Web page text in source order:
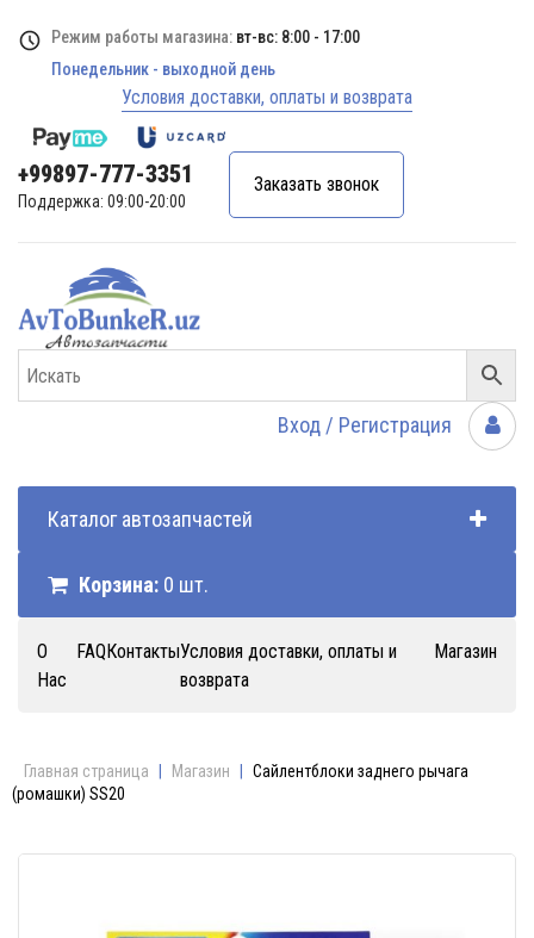
Режим работы магазина: вт-вс: 8:00 - 17:00
Понедельник - выходной день
Условия доставки, оплаты и возврата
+99897-777-3351
Поддержка: 09:00-20:00
Заказать звонок
Вход / Регистрация
Каталог автозапчастей
Корзина: 0 шт.
О
Нас
FAQКонтактыУсловия доставки, оплаты и
возврата
Магазин
Главная страница Магазин
Сайлентблоки заднего рычага
(ромашки) SS20